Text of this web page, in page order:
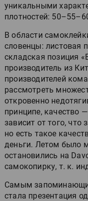
уникальными
плотностей:
В области
словенцы: листовая
складская позиция
производитель из
производителей
рассмотреть
откровенно
принципе, качество
зависит от того, что
но есть такое
деньги. Летом было
остановились на
самокопирку, т. к.
Самым
стала презентация